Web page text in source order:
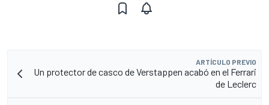
ARTÍCULO PREVIO
Un protector de casco de Verstappen acabó en el Ferrari
de Leclerc